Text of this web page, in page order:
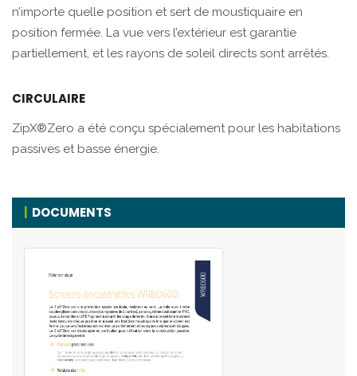
n’importe quelle position et sert de moustiquaire en
position fermée. La vue vers l’extérieur est garantie
partiellement, et les rayons de soleil directs sont arrêtés.
CIRCULAIRE
ZipX®Zero a été conçu spécialement pour les habitations
passives et basse énergie.
DOCUMENTS